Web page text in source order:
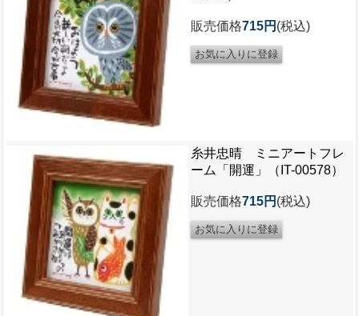
販売価格715円 (税込)
糸井忠晴 ミニアートフレ
ーム「開運」（IT-00578）
販売価格715円 (税込)